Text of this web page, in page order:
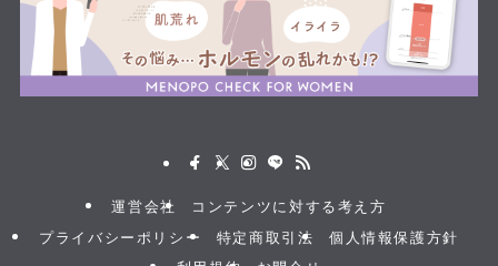
運営会社
コンテンツに対する考え方
プライバシーポリシー
特定商取引法
個人情報保護方針